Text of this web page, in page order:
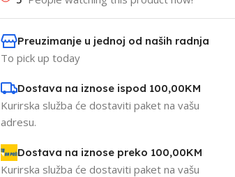
Preuzimanje u jednoj od naših radnja
To pick up today
Dostava na iznose ispod 100,00KM
Kurirska služba će dostaviti paket na vašu
adresu.
Dostava na iznose preko 100,00KM
Kurirska služba će dostaviti paket na vašu